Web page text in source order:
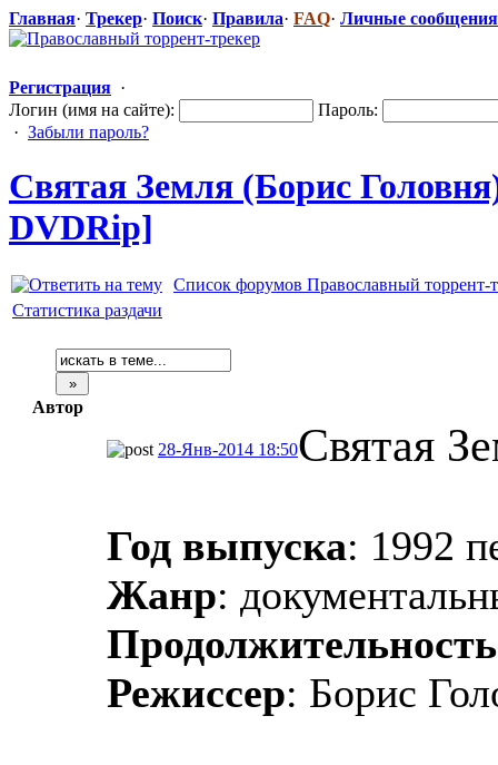
Главная· Трекер· Поиск· Правила· FAQ· Личные сообщения
Регистрация ·
Логин (имя на сайте):
Пароль:
· Забыли пароль?
Святая Земля (Борис
DVDRip]
Список форумов Православный торрент-
Статистика раздачи
Автор
28-Янв-2014 18:50Святая
Год выпуска: 1992
Жанр:
Продолжительность
Режиссер: Борис